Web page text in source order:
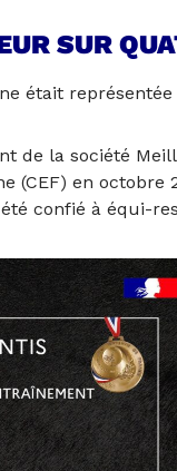
SUR
était
de la société
(CEF) en octobre
confié à équi-